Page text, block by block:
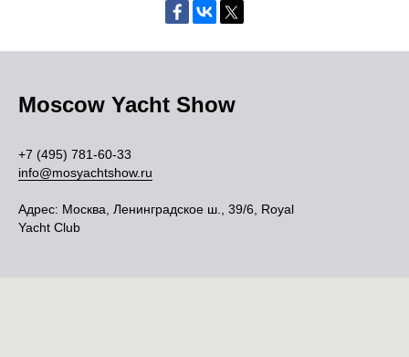
Moscow Yacht Show
+7 (495) 781-60-33
info@mosyachtshow.ru
Адрес: Москва, Ленинградское ш., 39/6, Royal
Yacht Club